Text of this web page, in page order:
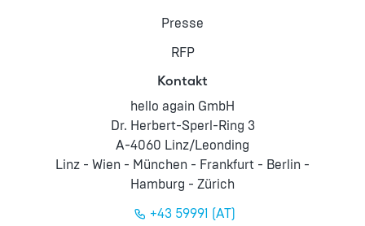
Presse
RFP
Kontakt
hello again GmbH
Dr. Herbert-Sperl-Ring 3
A-4060 Linz/Leonding
Linz - Wien - München - Frankfurt - Berlin -
Hamburg - Zürich
+43 59991 (AT)